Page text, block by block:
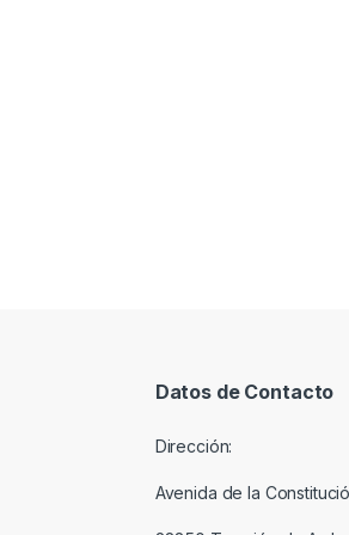
Datos de Contacto
Dirección:
Avenida de la